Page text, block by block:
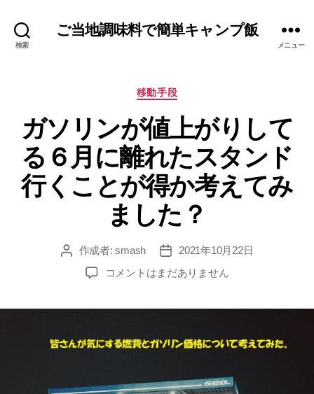
検索
ご当地調味料で簡単キャンプ飯
メニュー
カ
ゴ
リ
ー
移動手段
ガソリンが値上がりして
る６月に離れたスタンド
行くことが得か考えてみ
ました？
投 作成者:smash
投
稿
日
2021年10月22日
ガ
値
コメントはまだありません